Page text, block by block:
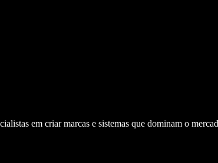
em criar marcas e sistemas que dominam o